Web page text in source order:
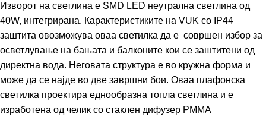
Изворот на светлина е SMD LED неутрална светлина од
40W, интегрирана. Карактеристиките на VUK со IP44
заштита овозможува оваа светилка да е совршен избор за
осветлување на бањата и балконите кои се заштитени од
директна вода. Неговата структура е во кружна форма и
може да се најде во две завршни бои. Оваа плафонска
светилка проектира еднообразна топла светлина и е
изработена од челик со стаклен дифузер PMMA